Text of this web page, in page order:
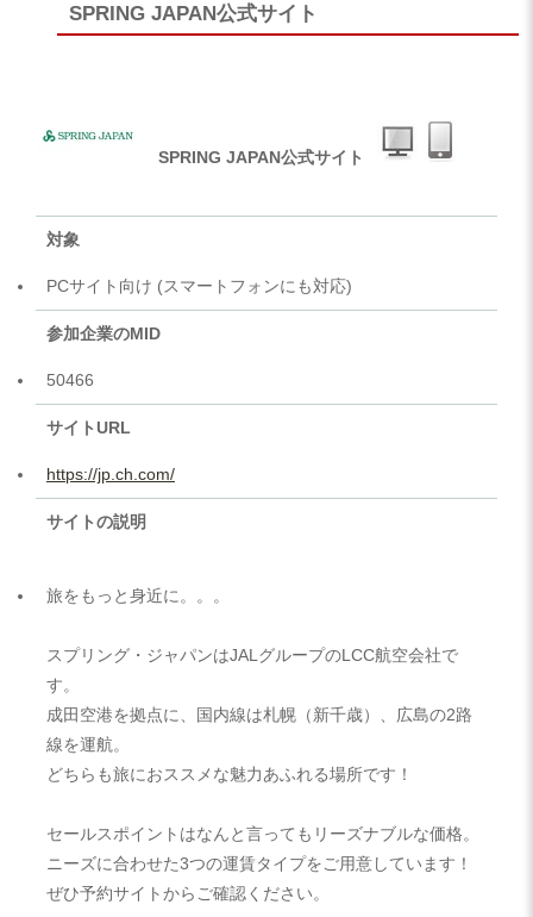
SPRING JAPAN公式サイト
SPRING JAPAN公式サイト
対象
PCサイト向け (スマートフォンにも対応)
参加企業のMID
50466
サイトURL
https://jp.ch.com/
サイトの説明
旅をもっと身近に。。。
スプリング・ジャパンはJALグループのLCC航空会社で
す。
成田空港を拠点に、国内線は札幌（新千歳）、広島の2路
線を運航。
どちらも旅におススメな魅力あふれる場所です！
セールスポイントはなんと言ってもリーズナブルな価格。
ニーズに合わせた3つの運賃タイプをご用意しています！
ぜひ予約サイトからご確認ください。